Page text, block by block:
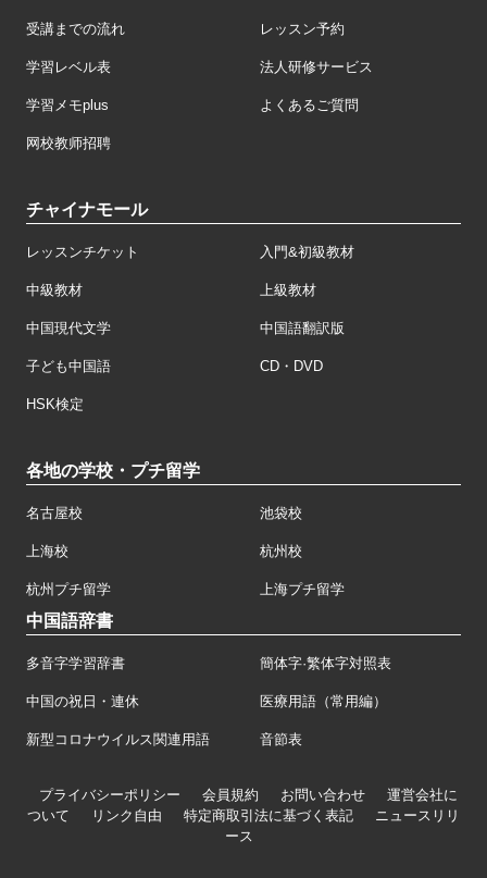
受講までの流れ レッスン予約
学習レベル表 法人研修サービス
学習メモplus よくあるご質問
网校教师招聘
チャイナモール
レッスンチケット 入門&初級教材
中級教材 上級教材
中国現代文学 中国語翻訳版
子ども中国語 CD・DVD
HSK検定
各地の学校・プチ留学
名古屋校 池袋校
上海校 杭州校
杭州プチ留学 上海プチ留学
中国語辞書
多音字学習辞書 簡体字·繁体字対照表
中国の祝日・連休 医療用語（常用編）
新型コロナウイルス関連用語 音節表
プライバシーポリシー 会員規約 お問い合わせ
運営会社に
ついて
リンク自由 特定商取引法に基づく表記
ニュースリリ
ース